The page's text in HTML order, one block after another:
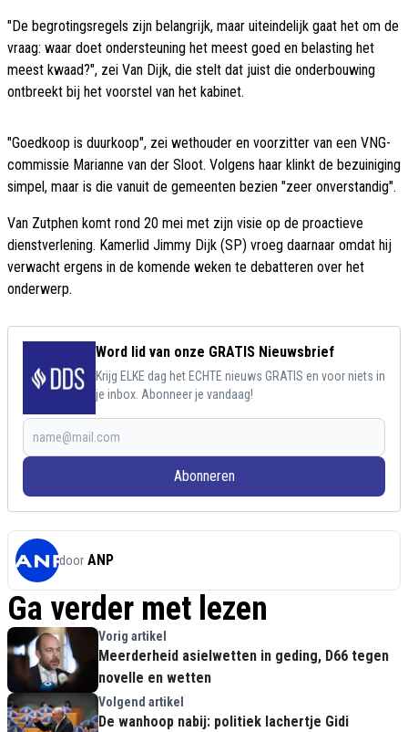
"De begrotingsregels zijn belangrijk, maar uiteindelijk gaat het om de
vraag: waar doet ondersteuning het meest goed en belasting het
meest kwaad?", zei Van Dijk, die stelt dat juist die onderbouwing
ontbreekt bij het voorstel van het kabinet.
"Goedkoop is duurkoop", zei wethouder en voorzitter van een VNG-
commissie Marianne van der Sloot. Volgens haar klinkt de bezuiniging
simpel, maar is die vanuit de gemeenten bezien "zeer onverstandig".
Van Zutphen komt rond 20 mei met zijn visie op de proactieve
dienstverlening. Kamerlid Jimmy Dijk (SP) vroeg daarnaar omdat hij
verwacht ergens in de komende weken te debatteren over het
onderwerp.
Word lid van onze GRATIS Nieuwsbrief
Krijg ELKE dag het ECHTE nieuws GRATIS en voor niets in
je inbox. Abonneer je vandaag!
Abonneren
door ANP
Ga verder met lezen
Vorig artikel
Meerderheid asielwetten in geding, D66 tegen
novelle en wetten
Volgend artikel
De wanhoop nabij: politiek lachertje Gidi